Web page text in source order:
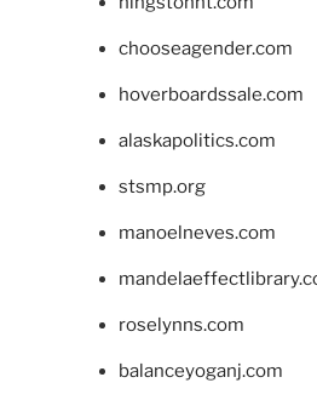
chooseagender.com
hoverboardssale.com
alaskapolitics.com
stsmp.org
manoelneves.com
roselynns.com
balanceyoganj.com